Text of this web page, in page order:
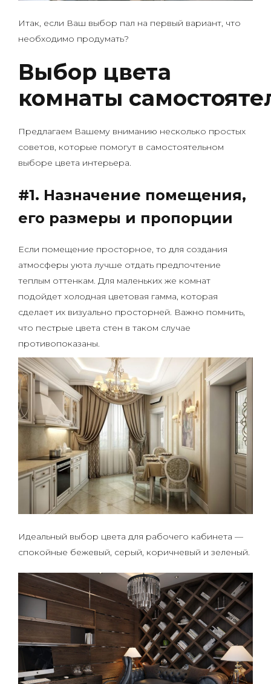
Итак, если Ваш выбор пал на первый вариант, что
необходимо продумать?
Выбор цвета
комнаты
Предлагаем Вашему вниманию несколько простых
советов, которые помогут в самостоятельном
выборе цвета интерьера.
#1. Назначение помещения,
его размеры и пропорции
Если помещение просторное, то для создания
атмосферы уюта лучше отдать предпочтение
теплым оттенкам. Для маленьких же комнат
подойдет холодная цветовая гамма, которая
сделает их визуально просторней. Важно помнить,
что пестрые цвета стен в таком случае
противопоказаны.
Идеальный выбор цвета для рабочего кабинета —
спокойные бежевый, серый, коричневый и зеленый.